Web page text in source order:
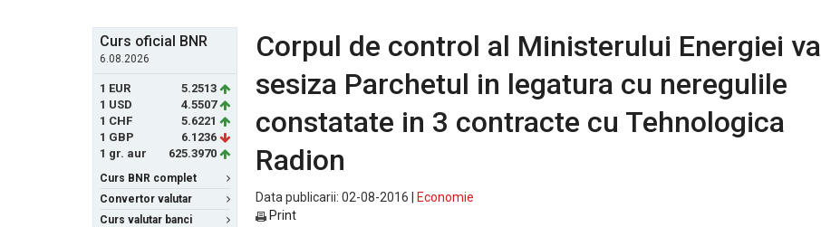
Curs oficial BNR
6.08.2026
1 EUR
5.2513
1 USD
4.5507
1 CHF
5.6221
1 GBP
6.1236
1 gr. aur
625.3970
Curs BNR complet
Convertor valutar
Curs valutar banci
Corpul de control al Ministerului Energiei va
sesiza Parchetul in legatura cu neregulile
constatate in 3 contracte cu Tehnologica
Radion
Data publicarii: 02-08-2016 |
Economie
Print